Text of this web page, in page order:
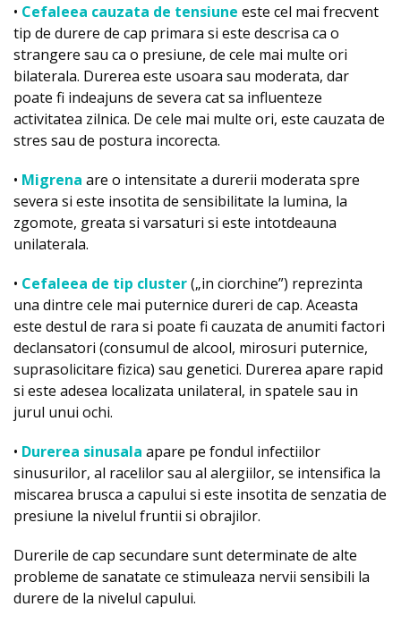
• Cefaleea cauzata de tensiune este cel mai frecvent
tip de durere de cap primara si este descrisa ca o
strangere sau ca o presiune, de cele mai multe ori
bilaterala. Durerea este usoara sau moderata, dar
poate fi indeajuns de severa cat sa influenteze
activitatea zilnica. De cele mai multe ori, este cauzata de
stres sau de postura incorecta.
• Migrena are o intensitate a durerii moderata spre
severa si este insotita de sensibilitate la lumina, la
zgomote, greata si varsaturi si este intotdeauna
unilaterala.
• Cefaleea de tip cluster(„in ciorchine”) reprezinta
una dintre cele mai puternice dureri de cap. Aceasta
este destul de rara si poate fi cauzata de anumiti factori
declansatori (consumul de alcool, mirosuri puternice,
suprasolicitare fizica) sau genetici. Durerea apare rapid
si este adesea localizata unilateral, in spatele sau in
jurul unui ochi.
• Durerea sinusala apare pe fondul infectiilor
sinusurilor, al racelilor sau al alergiilor, se intensifica la
miscarea brusca a capului si este insotita de senzatia de
presiune la nivelul fruntii si obrajilor.
Durerile de cap secundare sunt determinate de alte
probleme de sanatate ce stimuleaza nervii sensibili la
durere de la nivelul capului.